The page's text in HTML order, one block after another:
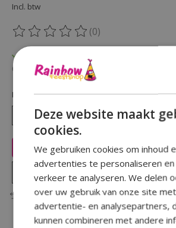
Incl. btw
De beoordeling van dit product is
(0)
Beschikbaarheid in de winkel controleren
Hoeveelheid:
Toevoegen aan
Plaats bestelling
Toevoegen om te vergelijken
Deze website maakt
cookies.
We gebruiken cookies om inhoud
advertenties te personaliseren
verkeer te analyseren. We delen
over uw gebruik van onze site
advertentie- en analysepartners,
kunnen combineren met andere